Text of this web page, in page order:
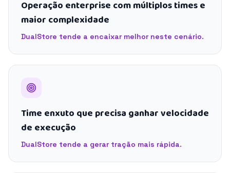
Operação enterprise com múltiplos times e
maior complexidade
DualStore tende a encaixar melhor neste cenário.
Time enxuto que precisa ganhar velocidade
de execução
DualStore tende a gerar tração mais rápida.